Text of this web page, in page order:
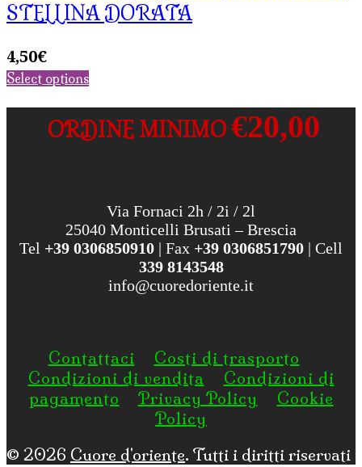
STELLINA DORATA
4,50€
Select options
ORDINE MINIMO€20,00
Via Fornaci 2h / 2i / 2l
25040 Monticelli Brusati – Brescia
Tel +39 0306850910 | Fax +39 0306851790 | Cell
339 8143548
info@cuoredoriente.it
Contattaci
Costi di trasporto
Condizioni di vendita
Condizioni di
pagamento
Privacy Policy
Cookie
Policy
© 2026 Cuore d'oriente. Tutti i diritti riservati